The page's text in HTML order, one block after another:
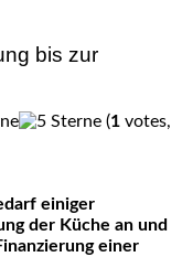
bis zur
(1 votes,
der Küche an und
einer